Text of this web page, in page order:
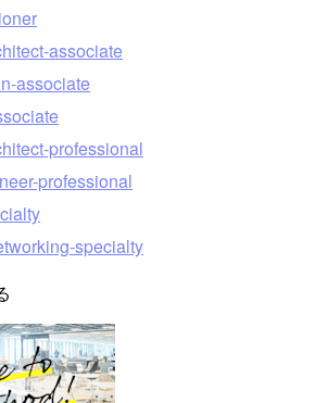
associate
associate
professional
professional
specialty